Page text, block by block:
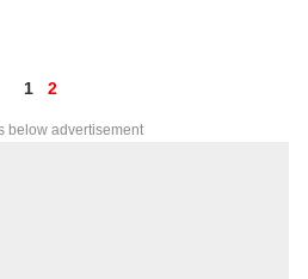
1 2
below advertisement